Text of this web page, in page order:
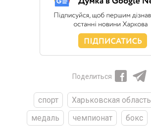
Поделиться
спорт Харьковская область
медаль
чемпионат бокс